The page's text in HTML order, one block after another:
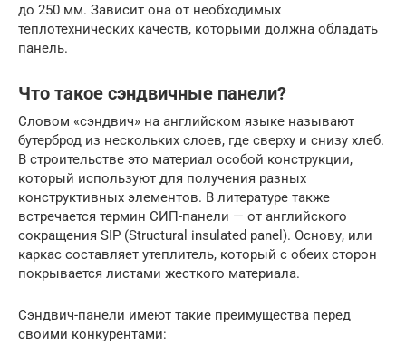
до 250 мм. Зависит она от необходимых
теплотехнических качеств, которыми должна обладать
панель.
Что такое сэндвичные панели?
Словом «сэндвич» на английском языке называют
бутерброд из нескольких слоев, где сверху и снизу хлеб.
В строительстве это материал особой конструкции,
который используют для получения разных
конструктивных элементов. В литературе также
встречается термин СИП-панели — от английского
сокращения SIP (Structural insulated panel). Основу, или
каркас составляет утеплитель, который с обеих сторон
покрывается листами жесткого материала.
Сэндвич-панели имеют такие преимущества перед
своими конкурентами: